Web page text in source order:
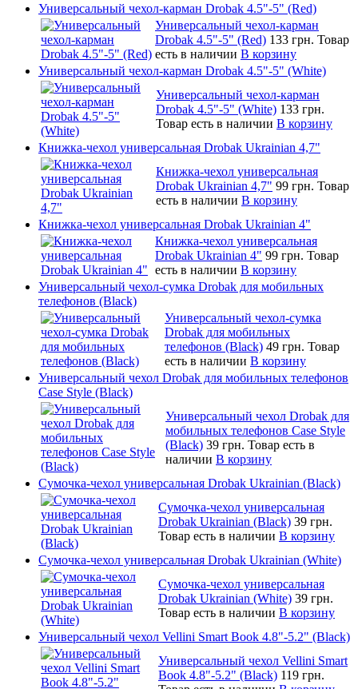
Универсальный чехол-карман Drobak 4.5"-5" (Red)
Универсальный чехол-карман
Drobak 4.5"-5" (Red) 133 грн. Товар
есть в наличии В корзину
Универсальный чехол-карман Drobak 4.5"-5" (White)
Универсальный чехол-карман
Drobak 4.5"-5" (White) 133 грн.
Товар есть в наличии В корзину
Книжка-чехол универсальная Drobak Ukrainian 4,7"
Книжка-чехол универсальная
Drobak Ukrainian 4,7" 99 грн. Товар
есть в наличии В корзину
Книжка-чехол универсальная Drobak Ukrainian 4"
Книжка-чехол универсальная
Drobak Ukrainian 4" 99 грн. Товар
есть в наличии В корзину
Универсальный чехол-сумка Drobak для мобильных
телефонов (Black)
Универсальный чехол-сумка
Drobak для мобильных
телефонов (Black) 49 грн. Товар
есть в наличии В корзину
Универсальный чехол Drobak для мобильных телефонов
Case Style (Black)
Универсальный чехол Drobak для
мобильных телефонов Case Style
(Black) 39 грн. Товар есть в
наличии В корзину
Сумочка-чехол универсальная Drobak Ukrainian (Black)
Сумочка-чехол универсальная
Drobak Ukrainian (Black) 39 грн.
Товар есть в наличии В корзину
Сумочка-чехол универсальная Drobak Ukrainian (White)
Сумочка-чехол универсальная
Drobak Ukrainian (White) 39 грн.
Товар есть в наличии В корзину
Универсальный чехол Vellini Smart Book 4.8"-5.2" (Black)
Универсальный чехол Vellini Smart
Book 4.8"-5.2" (Black) 119 грн.